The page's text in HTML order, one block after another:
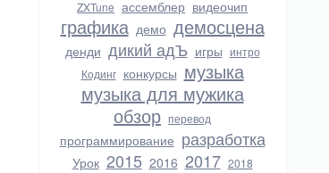
ZXTune ассемблер видеочип
графика демо демосцена
денди дикий адЪ игры интро
Кодинг конкурсы музыка
музыка для мужика
обзор перевод
программирование разработка
Урок 2015 2016 2017 2018